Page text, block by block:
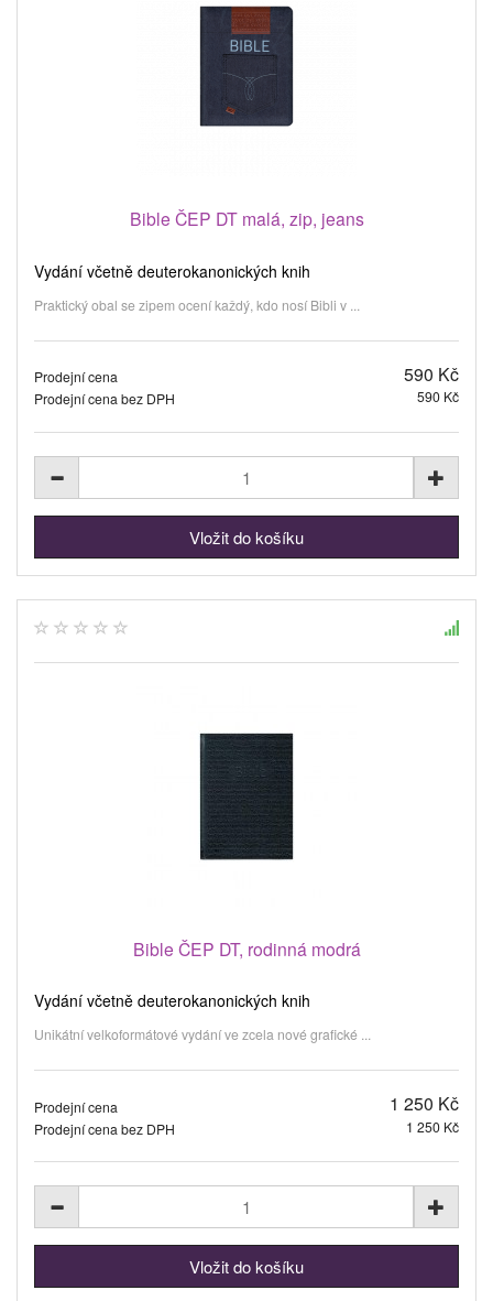
Bible ČEP DT malá, zip, jeans
Vydání včetně deuterokanonických knih
Praktický obal se zipem ocení každý, kdo nosí Bibli v ...
Prodejní cena 590 Kč
Prodejní cena bez DPH 590 Kč
Bible ČEP DT, rodinná modrá
Vydání včetně deuterokanonických knih
Unikátní velkoformátové vydání ve zcela nové grafické ...
Prodejní cena 1 250 Kč
Prodejní cena bez DPH 1 250 Kč